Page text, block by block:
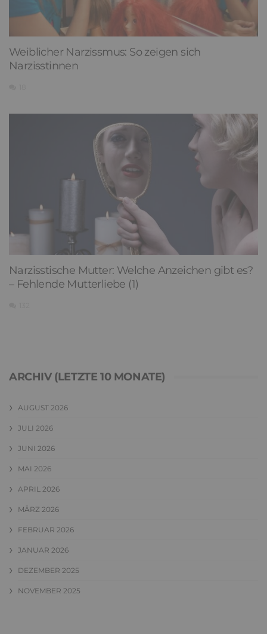
Weiblicher Narzissmus: So zeigen sich
Narzisstinnen
Narzisstische Mutter: Welche Anzeichen gibt es?
– Fehlende Mutterliebe (1)
ARCHIV (LETZTE 10 MONATE)
AUGUST 2026
JULI 2026
JUNI 2026
MAI 2026
APRIL 2026
MÄRZ 2026
FEBRUAR 2026
JANUAR 2026
DEZEMBER 2025
NOVEMBER 2025